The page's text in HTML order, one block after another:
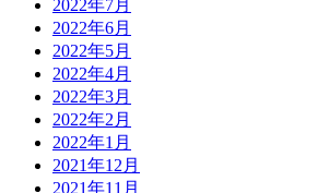
2022年7月
2022年6月
2022年5月
2022年4月
2022年3月
2022年2月
2022年1月
2021年12月
2021年11月